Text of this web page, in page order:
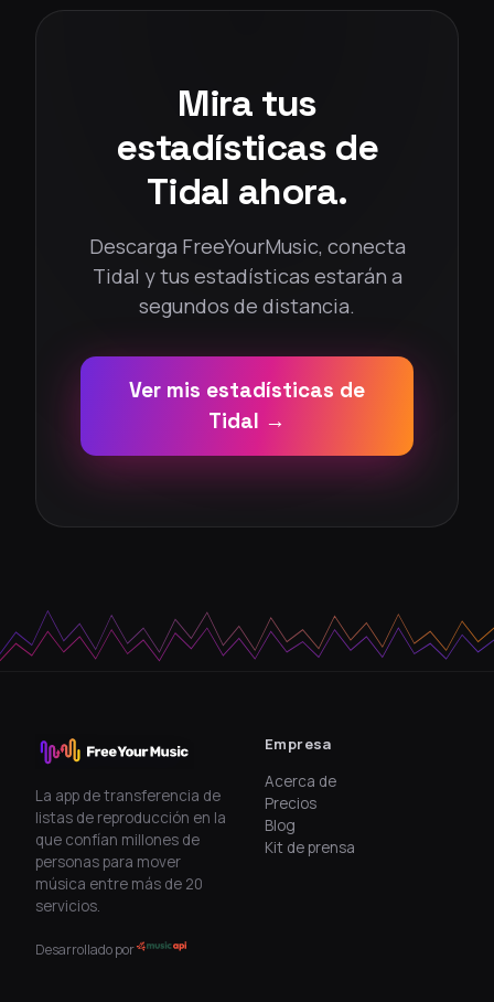
Mira tus
estadísticas de
Tidal ahora.
Descarga FreeYourMusic, conecta
Tidal y tus estadísticas estarán a
segundos de distancia.
Ver mis estadísticas de
Tidal →
La app de transferencia de
listas de reproducción en la
que confían millones de
personas para mover
música entre más de 20
servicios.
Desarrollado por
Empresa
Acerca de
Precios
Blog
Kit de prensa